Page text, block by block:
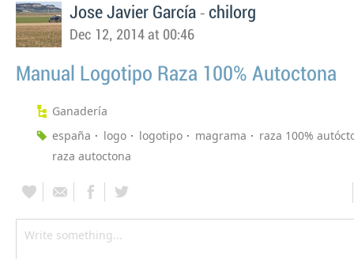
Jose Javier García - chilorg
Dec 12, 2014 at 00:46
Manual Logotipo Raza 100% Autoctona
Ganadería
españa
logo logotipo magrama
raza 100%
raza autoctona